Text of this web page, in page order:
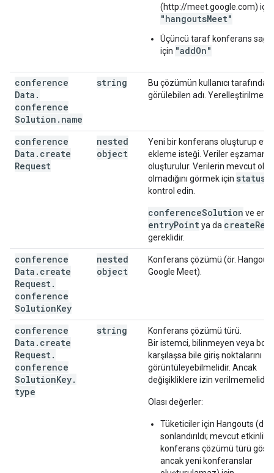
(http://meet.google.com) için
"hangoutsMeet"
Üçüncü taraf konferans
için "addOn"
conference
Data .
conference
Solution . name
string
Bu çözümün kullanıcı tarafından
görülebilen adı.
conference
Data . create
Request
nested
object
Yeni bir konferans oluşturup
ekleme isteği. Veriler
oluşturulur. Verilerin mevcut olup
olmadığını görmek için status
kontrol edin.
conferenceSolution ve en
entryPointya da
gereklidir.
conference
Data . create
Request.
conference
SolutionKey
nested
object
Konferans çözümü (ör.
Google Meet).
conference
Data . create
Request.
conference
SolutionKey.
type
string
Konferans çözümü türü.
Bir istemci, bilinmeyen veya boş
karşılaşsa bile giriş noktalarını
görüntüleyebilmelidir. Ancak
değişikliklere izin verilmemelidir.
Olası değerler:
Tüketiciler için Hangouts
sonlandırıldı; mevcut
konferans çözümü türü
ancak yeni konferanslar